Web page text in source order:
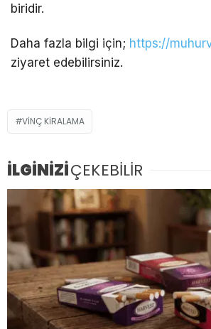
biridir.
Daha fazla bilgi için; https://
ziyaret edebilirsiniz.
VINÇ KIRALAMA
İLGİNİZİÇEKEBİLİR